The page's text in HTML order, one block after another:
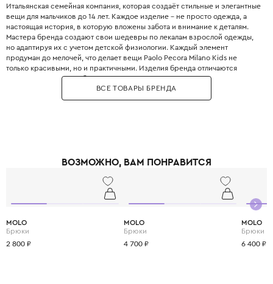
Итальянская семейная компания, которая создаёт стильные и элегантные
вещи для мальчиков до 14 лет. Каждое изделие – не просто одежда, а
настоящая история, в которую вложены забота и внимание к деталям.
Мастера бренда создают свои шедевры по лекалам взрослой одежды,
но адаптируя их с учетом детской физиологии. Каждый элемент
продуман до мелочей, что делает вещи Paolo Pecora Milano Kids не
только красивыми, но и практичными. Изделия бренда отличаются
высоким качеством и безупречным кроем. Бренд использует только
натуральные материалы – мягкий хлопок, нежное бамбуковое волокно,
тёплую шерсть мериноса и эластичный полиэстер, чтобы каждая вещь
ВСЕ ТОВАРЫ БРЕНДА
ВОЗМОЖНО, ВАМ ПОНРАВИТСЯ
MOLO
Брюки
2 800 ₽
MOLO
Брюки
4 700 ₽
MOLO
Брюки
6 400 ₽